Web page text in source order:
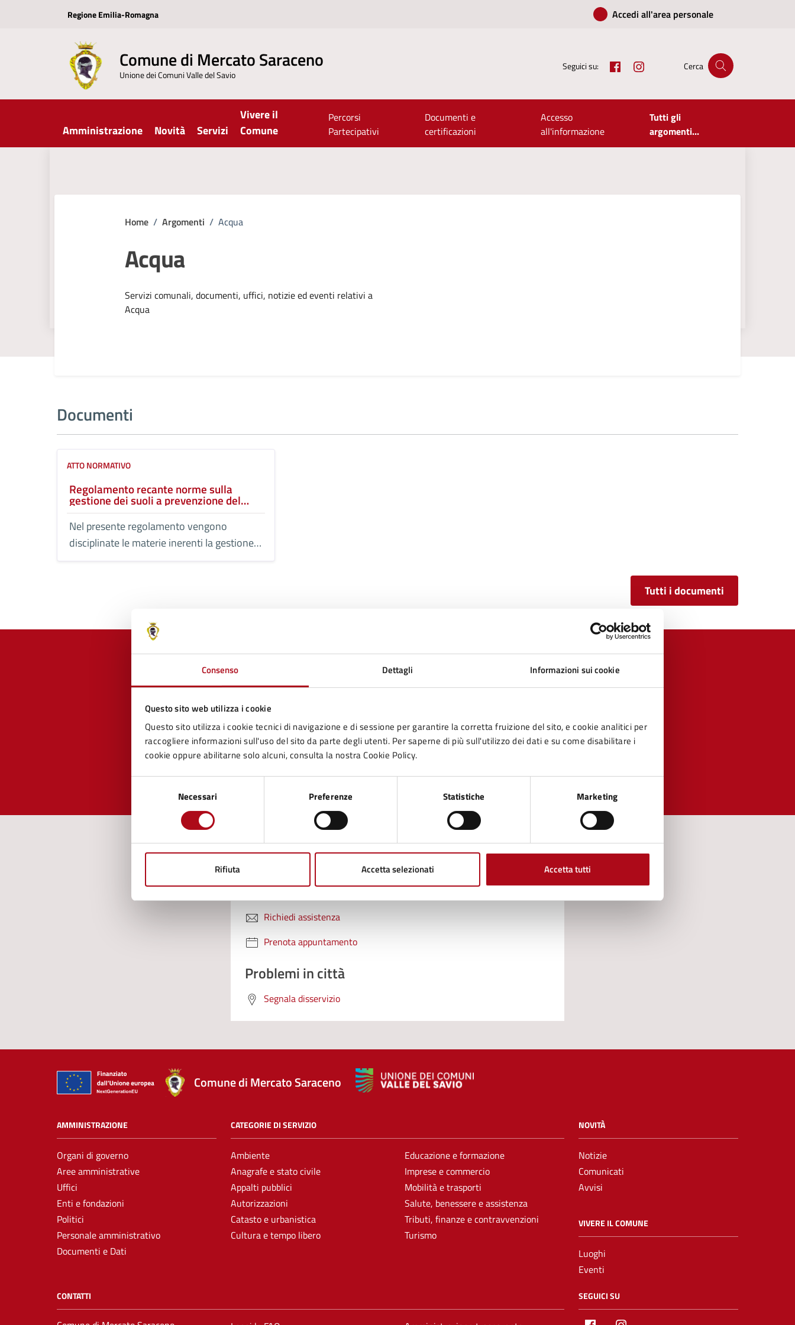
Consenso Dettagli Informazioni sui cookie
Questo sito web utilizza i cookie
Questo sito utilizza i cookie tecnici di navigazione e di sessione per garantire la corretta fruizione del sito, e cookie analitici per
raccogliere informazioni sull'uso del sito da parte degli utenti. Per saperne di più sull'utilizzo dei dati e su come disabilitare i
cookie oppure abilitarne solo alcuni, consulta la nostra Cookie Policy.
Necessari Preferenze Statistiche Marketing
Rifiuta Accetta selezionati Accetta tutti
Regione Emilia-Romagna Accedi all'area personale
Comune di Mercato Saraceno
Unione dei Comuni Valle del Savio
Seguici su: FacebookInstagramCerca
Amministrazione Novità Servizi
Vivere il
Comune
Percorsi
Partecipativi
Documenti e
certificazioni
Accesso
all'informazione
Tutti gli
argomenti...
Home / Argomenti / Acqua
Acqua
Dettagli dell'argomento
Servizi comunali, documenti, uffici, notizie ed eventi relativi a
Acqua
Documenti
ATTO NORMATIVO
Regolamento recante norme sulla
gestione dei suoli a prevenzione del
rischio idrogeologico e a tutela del
territorio
Nel presente regolamento vengono
disciplinate le materie inerenti la gestione
dei suoli a prevenzione del rischio
Tutti i documenti
Quanto sono chiare le informazioni su questa
pagina?
Valuta 5 stelle su 5
Valuta 4 stelle su 5
Valuta 3 stelle su 5
Valuta 2 stelle su 5
Valuta 1 stelle su 5
Richiedi assistenza
Prenota appuntamento
Problemi in città
Segnala disservizio
Comune di Mercato Saraceno
AMMINISTRAZIONE
Organi di governo
Aree amministrative
Uffici
Enti e fondazioni
Politici
Personale amministrativo
Documenti e Dati
CATEGORIE DI SERVIZIO
Ambiente
Anagrafe e stato civile
Appalti pubblici
Autorizzazioni
Catasto e urbanistica
Cultura e tempo libero
Educazione e formazione
Imprese e commercio
Mobilità e trasporti
Salute, benessere e assistenza
Tributi, finanze e contravvenzioni
Turismo
NOVITÀ
Notizie
Comunicati
Avvisi
VIVERE IL COMUNE
Luoghi
Eventi
CONTATTI SEGUICI SU